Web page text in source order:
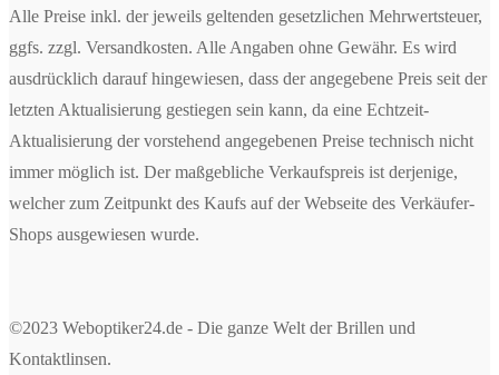
Alle Preise inkl. der jeweils geltenden gesetzlichen Mehrwertsteuer,
ggfs. zzgl. Versandkosten. Alle Angaben ohne Gewähr. Es wird
ausdrücklich darauf hingewiesen, dass der angegebene Preis seit der
letzten Aktualisierung gestiegen sein kann, da eine Echtzeit-
Aktualisierung der vorstehend angegebenen Preise technisch nicht
immer möglich ist. Der maßgebliche Verkaufspreis ist derjenige,
welcher zum Zeitpunkt des Kaufs auf der Webseite des Verkäufer-
Shops ausgewiesen wurde.
©2023 Weboptiker24.de - Die ganze Welt der Brillen und
Kontaktlinsen.